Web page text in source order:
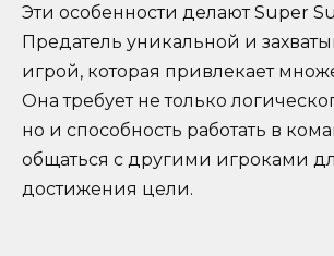
Эти особенности делают Super
Предатель уникальной и
игрой, которая привлекает
Она требует не только
но и способность работать в
общаться с другими игроками
достижения цели.